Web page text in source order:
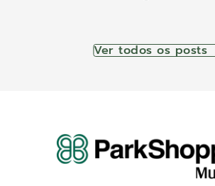
Ver todos os posts